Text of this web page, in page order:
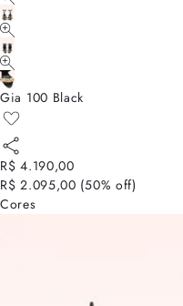
Gia 100 Black
R$ 4.190,00
R$ 2.095,00 (50% off)
Cores